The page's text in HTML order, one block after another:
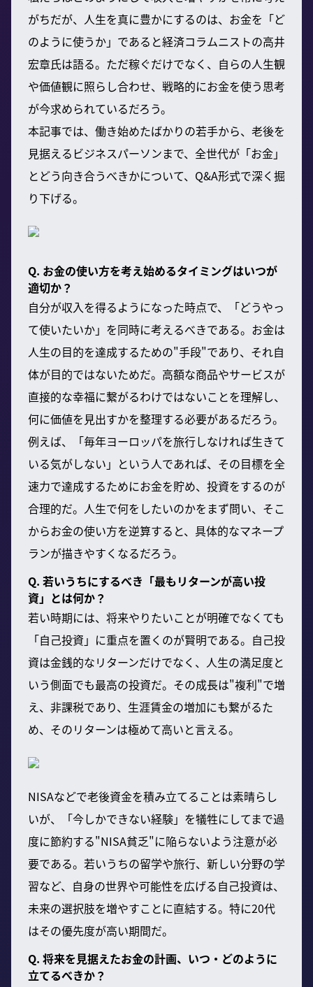
がちだが、人生を真に豊かにするのは、お金を「ど
のように使うか」であると経済コラムニストの高井
宏章氏は語る。ただ稼ぐだけでなく、自らの人生観
や価値観に照らし合わせ、戦略的にお金を使う思考
が今求められているだろう。
本記事では、働き始めたばかりの若手から、老後を
見据えるビジネスパーソンまで、全世代が「お金」
とどう向き合うべきかについて、Q&A形式で深く掘
り下げる。
Q. お金の使い方を考え始めるタイミングはいつが
適切か？
自分が収入を得るようになった時点で、「どうやっ
て使いたいか」を同時に考えるべきである。お金は
人生の目的を達成するための"手段"であり、それ自
体が目的ではないためだ。高額な商品やサービスが
直接的な幸福に繋がるわけではないことを理解し、
何に価値を見出すかを整理する必要があるだろう。
例えば、「毎年ヨーロッパを旅行しなければ生きて
いる気がしない」という人であれば、その目標を全
速力で達成するためにお金を貯め、投資をするのが
合理的だ。人生で何をしたいのかをまず問い、そこ
からお金の使い方を逆算すると、具体的なマネープ
ランが描きやすくなるだろう。
Q. 若いうちにするべき「最もリターンが高い投
資」とは何か？
若い時期には、将来やりたいことが明確でなくても
「自己投資」に重点を置くのが賢明である。自己投
資は金銭的なリターンだけでなく、人生の満足度と
いう側面でも最高の投資だ。その成長は"複利"で増
え、非課税であり、生涯賃金の増加にも繋がるた
め、そのリターンは極めて高いと言える。
NISAなどで老後資金を積み立てることは素晴らし
いが、「今しかできない経験」を犠牲にしてまで過
度に節約する"NISA貧乏"に陥らないよう注意が必
要である。若いうちの留学や旅行、新しい分野の学
習など、自身の世界や可能性を広げる自己投資は、
未来の選択肢を増やすことに直結する。特に20代
はその優先度が高い期間だ。
Q. 将来を見据えたお金の計画、いつ・どのように
立てるべきか？